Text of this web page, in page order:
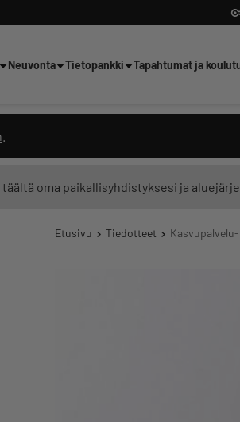
Neuvonta Tietopankki Tapahtumat ja
oma paikallisyhdistyksesi ja
Etusivu Tiedotteet
Yrittäjien tekoälyltä